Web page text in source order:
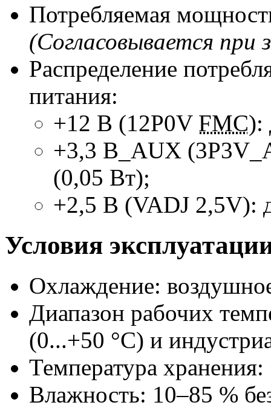
Потребляемая
(Согласовывается при
Распределение
питания:
+12 В (12P0V FMC):
+3,3 В_AUX
(0,05 Вт);
+2,5 В (VADJ 2,5V):
Условия
Охлаждение:
Диапазон рабочих
(0...+50 °С) и
Температура
Влажность: 10–85 %